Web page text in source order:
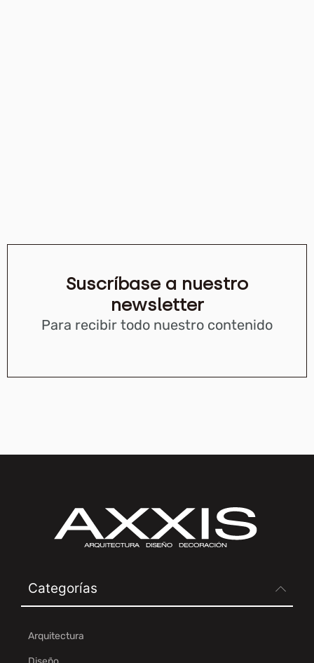
Suscríbase a nuestro
newsletter
Para recibir todo nuestro contenido
Categorías
Arquitectura